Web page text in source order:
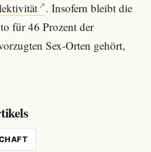
. Insofern bleibt die
für 46 Prozent der
Sex-Orten gehört,